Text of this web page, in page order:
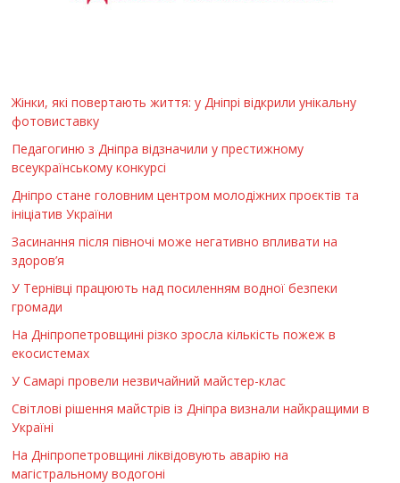
Жінки, які повертають життя: у Дніпрі відкрили унікальну
фотовиставку
Педагогиню з Дніпра відзначили у престижному
всеукраїнському конкурсі
Дніпро стане головним центром молодіжних проєктів та
ініціатив України
Засинання після півночі може негативно впливати на
здоров’я
У Тернівці працюють над посиленням водної безпеки
громади
На Дніпропетровщині різко зросла кількість пожеж в
екосистемах
У Самарі провели незвичайний майстер-клас
Світлові рішення майстрів із Дніпра визнали найкращими в
Україні
На Дніпропетровщині ліквідовують аварію на
магістральному водогоні